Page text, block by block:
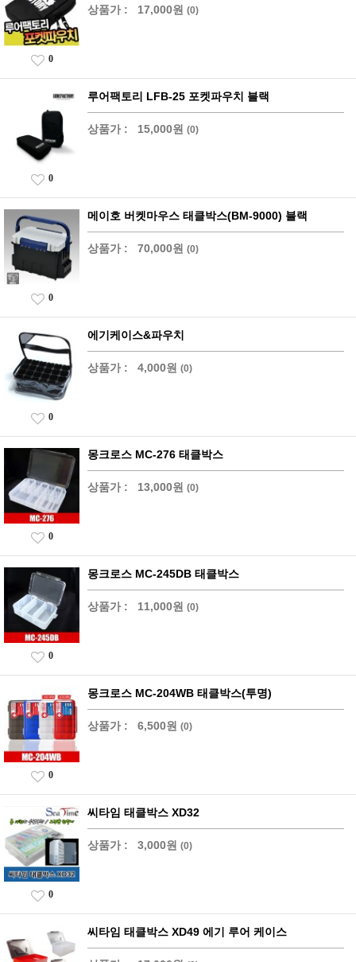
상품가 : 17,000원 (0)
0
루어팩토리 LFB-25 포켓파우치 블랙
상품가 : 15,000원 (0)
0
메이호 버켓마우스 태클박스(BM-9000) 블랙
상품가 : 70,000원 (0)
0
에기케이스&파우치
상품가 : 4,000원 (0)
0
몽크로스 MC-276 태클박스
상품가 : 13,000원 (0)
0
몽크로스 MC-245DB 태클박스
상품가 : 11,000원 (0)
0
몽크로스 MC-204WB 태클박스(투명)
상품가 : 6,500원 (0)
0
씨타임 태클박스 XD32
상품가 : 3,000원 (0)
0
씨타임 태클박스 XD49 에기 루어 케이스